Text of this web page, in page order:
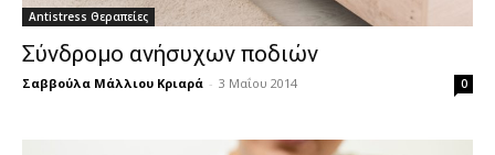
Antistress Θεραπείες
Σύνδρομο ανήσυχων ποδιών
Σαββούλα Μάλλιου Κριαρά - 3 Μαΐου 2014 0